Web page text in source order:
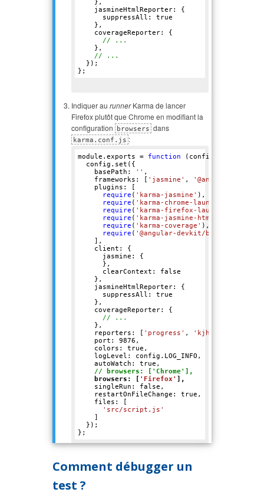
    },
    jasmineHtmlReporter: {
      suppressAll:
true
    },
    coverageReporter: {
// ...
    },
// ...
  });
Indiquer au runnerKarma de lancer
Firefox plutôt que Chrome en modifiant la
configuration
browsers dans
karma.conf.js :
module.exports = function (config)
  config.set({
    basePath:
'' ,
    frameworks: [
'jasmine' ,
'@angular-
    plugins: [
require ( 'karma-jasmine' ),
require ( 'karma-chrome-launcher'
require ( 'karma-firefox-launcher'
require ( 'karma-jasmine-html-reporter'
require ( 'karma-coverage' ),
require ( '@angular-devkit/build-
    ],
    client: {
      jasmine: {
      },
      clearContext:
false
    },
    jasmineHtmlReporter: {
      suppressAll:
true
    },
    coverageReporter: {
// ...
    },
    reporters: [
'progress' , 'kjhtml'
    port:
9876 ,
    colors:
true ,
    logLevel: config.LOG_INFO,
    autoWatch:
true ,
// browsers: ['Chrome'],
    browsers: [
'Firefox' ],
    singleRun:
false ,
    restartOnFileChange:
true ,
    files: [
'src/script.js'
    ]
  });
Comment débugger un
test ?